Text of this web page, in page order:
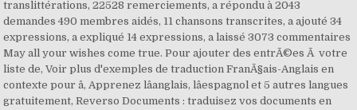
translittérations, 22528 remerciements, a répondu à 2043
demandes 490 membres aidés, 11 chansons transcrites, a ajouté 34
expressions, a expliqué 14 expressions, a laissé 3073 commentaires
May all your wishes come true. Pour ajouter des entrÃ©es Ã votre
liste de, Voir plus d'exemples de traduction FranÃ§ais-Anglais en
contexte pour â, Apprenez lâanglais, lâespagnol et 5 autres langues
gratuitement, Reverso Documents : traduisez vos documents en